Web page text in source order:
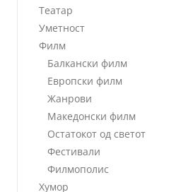
Театар
Уметност
Филм
Балкански филм
Европски филм
Жанрови
Македонски филм
Остатокот од светот
Фестивали
Филмополис
Хумор